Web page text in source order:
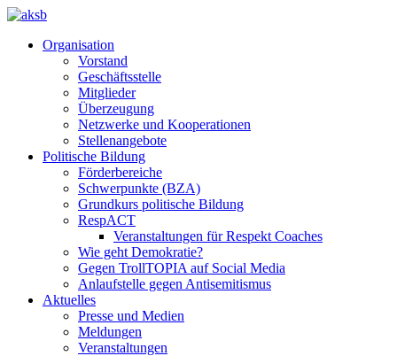
Organisation
Vorstand
Geschäftsstelle
Mitglieder
Überzeugung
Netzwerke und Kooperationen
Stellenangebote
Politische Bildung
Förderbereiche
Schwerpunkte (BZA)
Grundkurs politische Bildung
RespACT
Veranstaltungen für Respekt Coaches
Wie geht Demokratie?
Gegen TrollTOPIA auf Social Media
Anlaufstelle gegen Antisemitismus
Aktuelles
Presse und Medien
Meldungen
Veranstaltungen